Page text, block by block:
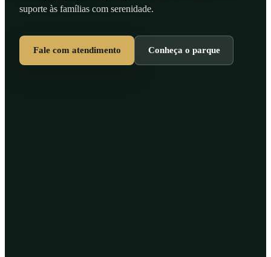
suporte às famílias com serenidade.
Fale com atendimento Conheça o parque